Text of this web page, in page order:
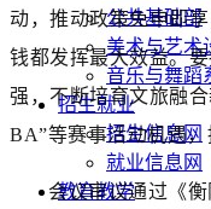
公共基础部
美术与艺术
音乐与舞蹈
招生就业
招生信息网
就业信息网
教育教学
动，推动政策免申即
钱都发挥最大效益。
强，不断培育文旅融
BA”等赛事活动机遇，
会议审议通过《